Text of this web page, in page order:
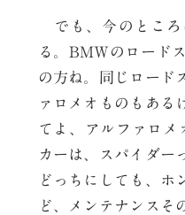
でも、今のところ
る。BMWのロード
の方ね。同じロード
ァロメオものもある
てよ、アルファロメ
カーは、スパイダー
どっちにしても、ホ
ど、メンテナンスそ